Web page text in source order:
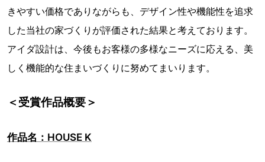
きやすい価格でありながらも、デザイン性や機能性を追求
した当社の家づくりが評価された結果と考えております。
アイダ設計は、今後もお客様の多様なニーズに応える、美
しく機能的な住まいづくりに努めてまいります。
＜受賞作品概要＞
作品名：HOUSE K